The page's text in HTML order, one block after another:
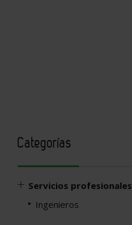
Categorías
Servicios profesionales
Ingenieros